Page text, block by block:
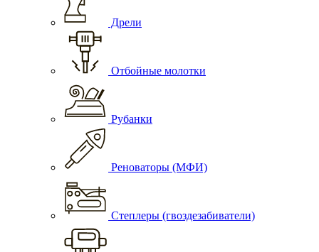
Дрели
Отбойные молотки
Рубанки
Реноваторы (МФИ)
Степлеры (гвоздезабиватели)